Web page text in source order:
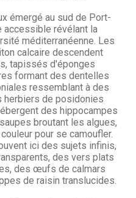
émergé au sud de Port-
accessible révélant la
méditerranéenne. Les
calcaire descendent
tapissés d'éponges
formant des dentelles
ressemblant à des
herbiers de posidonies
des hippocampes
broutant les algues,
pour se camoufler.
ici des sujets infinis,
des vers plats
des œufs de calmars
de raisin translucides.